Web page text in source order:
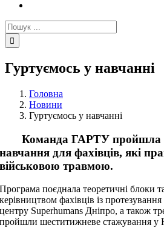
Пошук
...
Гуртуємось у навчанні
Головна
Новини
Гуртуємось у навчанні
Команда ГАРТУ пройшла
навчання для фахівців, які
військовою травмою.
Програма поєднала теоретичні блоки
керівництвом фахівців із протезування
центру Superhumans Дніпро, а також
пройшли шеститижневе стажування у